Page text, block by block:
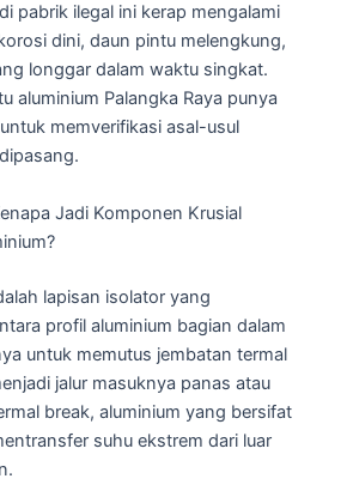
pabrik ilegal ini kerap mengalami
dini, daun pintu melengkung,
longgar dalam waktu singkat.
aluminium Palangka Raya punya
memverifikasi asal-usul
Jadi Komponen Krusial
lapisan isolator yang
profil aluminium bagian dalam
untuk memutus jembatan termal
jalur masuknya panas atau
break, aluminium yang bersifat
suhu ekstrem dari luar